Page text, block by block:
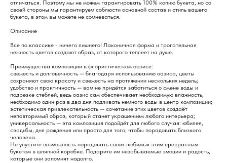
отличаться. Поэтому мы не можем гарантировать 100% копию букета, но со
своей стороны мы гарантируем соблюсти основной состав и стиль вашего
букета, в этом вы можете не сомневаться.
Описание
Все по классике - ничего лишнего! Лаконичная форма и трогательная
нежность цветов создают образ, от которого теплеет на душе.
Преимущества композиции в флористическом оазисе:
свежесть и долговечность — благодаря использованию оазиса, цветы
сохраняют свою красоту и свежесть на протяжении нескольких недель;
удобство и практичность — вам не придётся заботиться о смене воды и
подрезке стеблей, ведь оазис сам обеспечивает необходимую влажность,
необходимо один раз в два дня подливать немного воды в центр композиции;
эстетическая привлекательность — сочетание этих цветов создаёт
неповторимый образ, который станет украшением любого интерьера;
универсальность — эта композиция подойдёт для любого случая: юбилея,
свадьбы, дня рождения или просто для того, чтобы порадовать близкого
человека.
Не упустите возможность порадовать своих любимых этим прекрасным
букетом в шляпной коробке. Подарите им незабываемые эмоции и радость,
которые они запомнят надолго.